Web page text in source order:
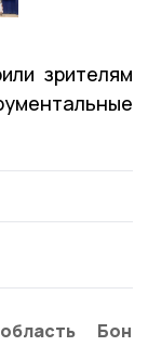
зрителям